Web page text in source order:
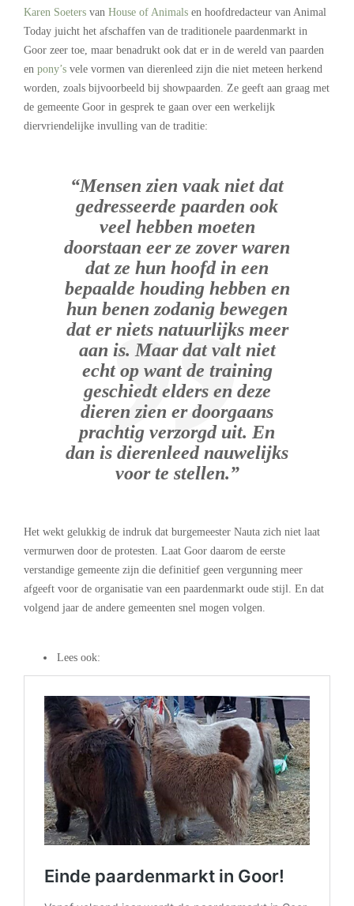
Karen Soeters van House of Animals en hoofdredacteur van Animal
Today juicht het afschaffen van de traditionele paardenmarkt in
Goor zeer toe, maar benadrukt ook dat er in de wereld van paarden
en pony’s vele vormen van dierenleed zijn die niet meteen herkend
worden, zoals bijvoorbeeld bij showpaarden. Ze geeft aan graag met
de gemeente Goor in gesprek te gaan over een werkelijk
diervriendelijke invulling van de traditie:
“Mensen zien vaak niet dat
gedresseerde paarden ook
veel hebben moeten
doorstaan eer ze zover waren
dat ze hun hoofd in een
bepaalde houding hebben en
hun benen zodanig bewegen
dat er niets natuurlijks meer
aan is. Maar dat valt niet
echt op want de training
geschiedt elders en deze
dieren zien er doorgaans
prachtig verzorgd uit. En
dan is dierenleed nauwelijks
voor te stellen.”
Het wekt gelukkig de indruk dat burgemeester Nauta zich niet laat
vermurwen door de protesten. Laat Goor daarom de eerste
verstandige gemeente zijn die definitief geen vergunning meer
afgeeft voor de organisatie van een paardenmarkt oude stijl. En dat
volgend jaar de andere gemeenten snel mogen volgen.
Lees ook: